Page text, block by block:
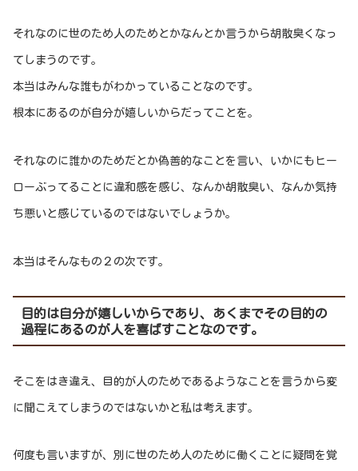
それなのに世のため人のためとかなんとか言うから胡散臭くなっ
てしまうのです。
本当はみんな誰もがわかっていることなのです。
根本にあるのが自分が嬉しいからだってことを。
それなのに誰かのためだとか偽善的なことを言い、いかにもヒー
ローぶってることに違和感を感じ、なんか胡散臭い、なんか気持
ち悪いと感じているのではないでしょうか。
本当はそんなもの２の次です。
目的は自分が嬉しいからであり、あくまでその目的の
過程にあるのが人を喜ばすことなのです。
そこをはき違え、目的が人のためであるようなことを言うから変
に聞こえてしまうのではないかと私は考えます。
何度も言いますが、別に世のため人のために働くことに疑問を覚